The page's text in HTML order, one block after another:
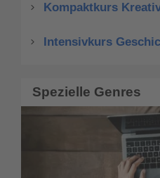
Kompaktkurs
Intensivkurs
Spezielle Genres